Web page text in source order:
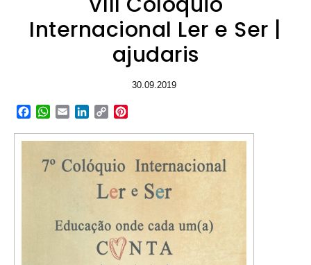
Internacional Ler e Ser |
ajudaris
30.09.2019
Facebook
WhatsApp
EmailLinkedIn
Copy